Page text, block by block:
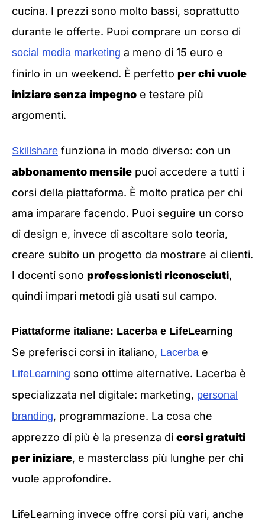
cucina. I prezzi sono molto bassi, soprattutto
durante le offerte. Puoi comprare un corso di
social media marketing a meno di 15 euro e
finirlo in un weekend. È perfetto per chi vuole
iniziare senza impegno e testare più
argomenti.
Skillshare funziona in modo diverso: con un
abbonamento mensile puoi accedere a tutti i
corsi della piattaforma. È molto pratica per chi
ama imparare facendo. Puoi seguire un corso
di design e, invece di ascoltare solo teoria,
creare subito un progetto da mostrare ai clienti.
I docenti sono professionisti riconosciuti,
quindi impari metodi già usati sul campo.
Piattaforme italiane: Lacerba e LifeLearning
Se preferisci corsi in italiano, Lacerba e
LifeLearning sono ottime alternative. Lacerba è
specializzata nel digitale: marketing, personal
branding, programmazione. La cosa che
apprezzo di più è la presenza di corsi gratuiti
per iniziare, e masterclass più lunghe per chi
vuole approfondire.
LifeLearning invece offre corsi più vari, anche